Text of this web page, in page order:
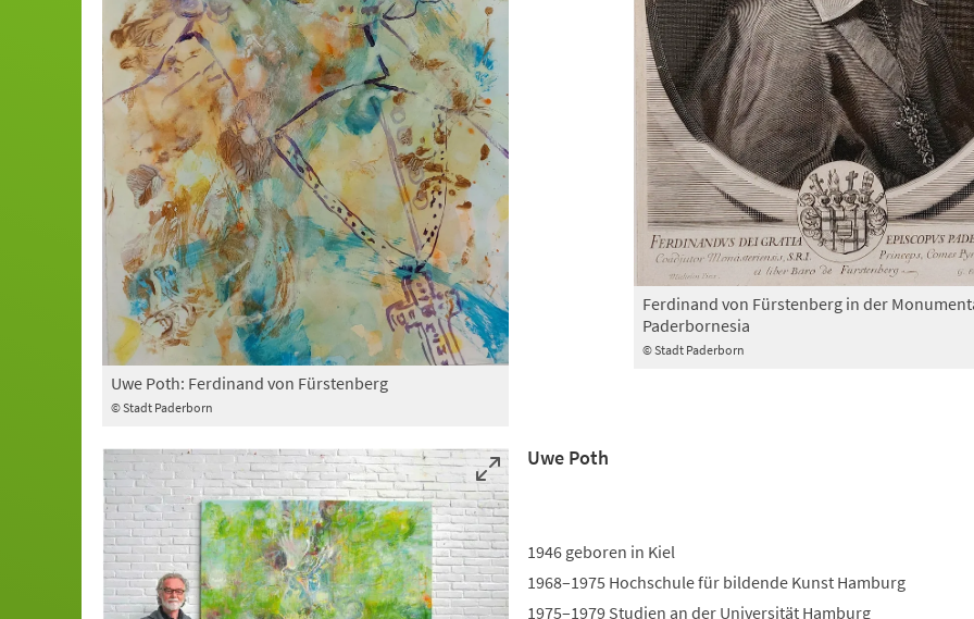
© Stadt Paderborn
Uwe Poth: Ferdinand von Fürstenberg
© Stadt Paderborn
Ferdinand von Fürstenberg in der
Paderbornesia
Uwe Poth
1946 geboren in Kiel
1968–1975 Hochschule für bildende Kunst Hamburg
1975–1979 Studien an der Universität Hamburg